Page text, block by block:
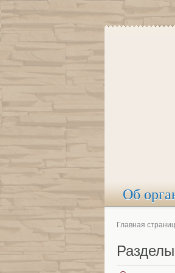
Об
Главная
Разделы